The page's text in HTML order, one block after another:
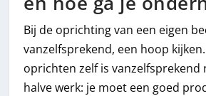
Bij de oprichting van een eigen
vanzelfsprekend, een hoop
oprichten zelf is vanzelfsprekend
halve werk: je moet een goed